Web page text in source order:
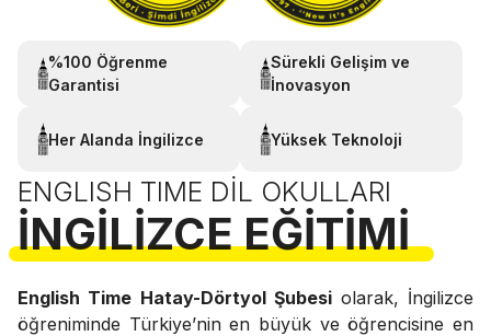
%100 Öğrenme
Garantisi
Sürekli Gelişim ve
İnovasyon
Her Alanda İngilizce Yüksek Teknoloji
ENGLISH TIME DIL OKULLARI
İNGILIZCE EĞITIMI
English Time Hatay-Dörtyol Şubesi olarak, İngilizce
öğreniminde Türkiye’nin en büyük ve öğrencisine en